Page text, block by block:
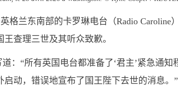
格兰东南部的卡罗琳电台（Radio Caroline
查理三世及其听众致歉。
：“所有英国电台都准备了‘君主’紧急通知
动，错误地宣布了国王陛下去世的消息。